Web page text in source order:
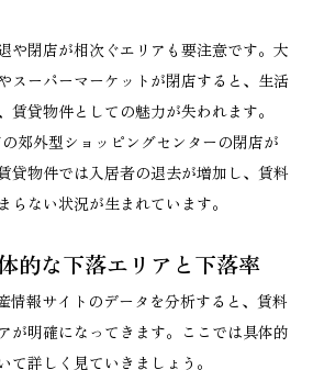
や閉店が相次ぐエリアも要注意です。大
スーパーマーケットが閉店すると、生活
賃貸物件としての魅力が失われます。
郊外型ショッピングセンターの閉店が
貸物件では入居者の退去が増加し、賃料
らない状況が生まれています。
的な下落エリアと下落率
情報サイトのデータを分析すると、賃料
が明確になってきます。ここでは具体的
て詳しく見ていきましょう。